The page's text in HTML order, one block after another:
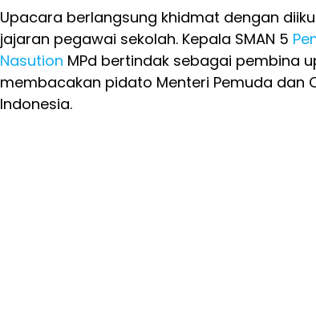
Upacara berlangsung khidmat dengan
jajaran pegawai sekolah. Kepala SMAN 5
Nasution MPd bertindak sebagai pembina
membacakan pidato Menteri Pemuda dan
Indonesia.